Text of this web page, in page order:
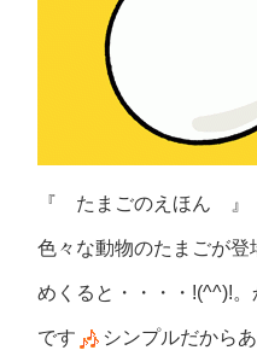
『 たまごのえほん 』
色々な動物のたまごが登
めくると・・・・!(^^)!
です シンプルだから